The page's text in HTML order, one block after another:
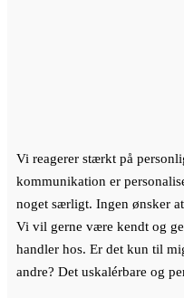
Vi reagerer stærkt på
kommunikation er
noget særligt. Ingen ønsker
Vi vil gerne være kendt og
handler hos. Er det kun til
andre? Det uskalérbare og